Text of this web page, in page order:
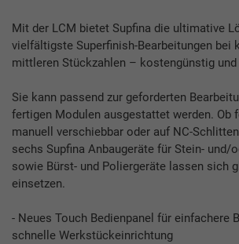
Mit der LCM bietet Supfina die ultimative
vielfältigste Superfinish-Bearbeitungen bei
mittleren Stückzahlen – kostengünstig
Sie kann passend zur geforderten
fertigen Modulen ausgestattet werden. Ob
manuell verschiebbar oder auf NC-
sechs Supfina Anbaugeräte für Stein- und/
sowie Bürst- und Poliergeräte lassen sich
einsetzen.
- Neues Touch Bedienpanel für einfachere
schnelle Werkstückeinrichtung